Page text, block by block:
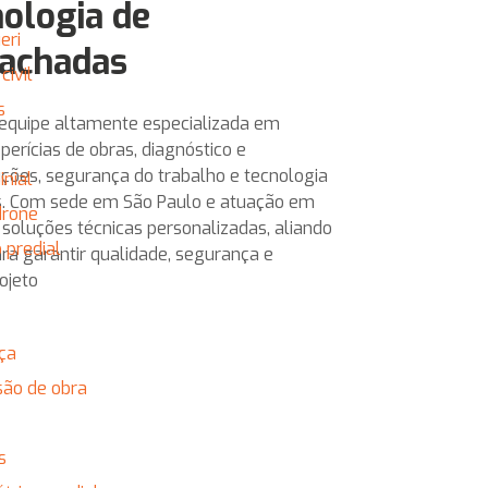
civil
predial
de obra
de
altamente especializada em
de obras, diagnóstico e
segurança do trabalho e tecnologia
sede em São Paulo e atuação em
técnicas personalizadas, aliando
garantir qualidade, segurança e